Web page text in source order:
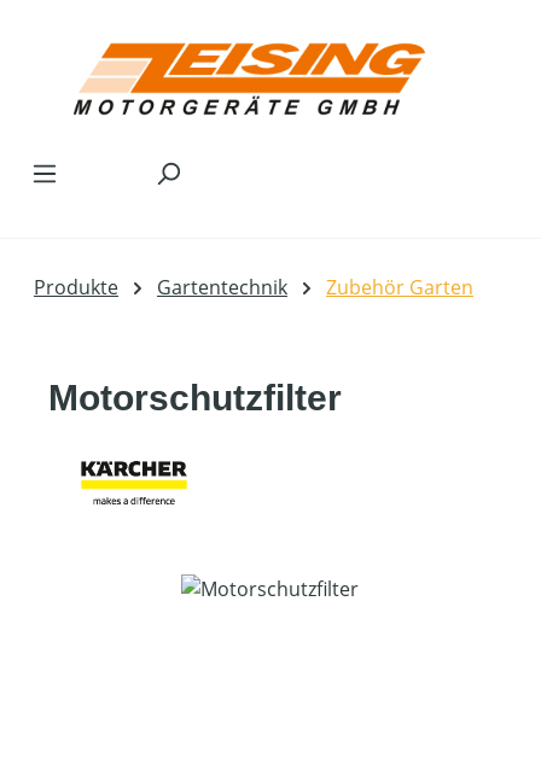
Produkte Gartentechnik Zubehör Garten
Motorschutzfilter
Bildergalerie überspringen